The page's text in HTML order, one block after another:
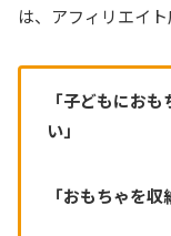
は、アフィリエイ
「子どもにお
い」
「おもちゃを